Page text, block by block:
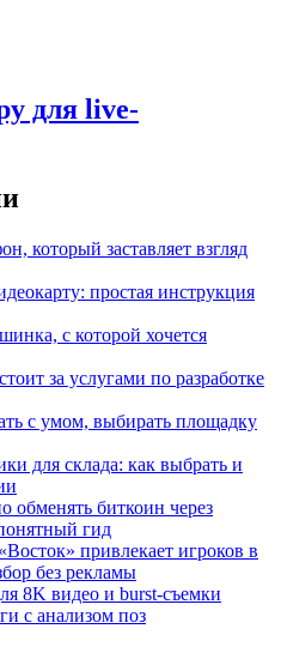
для live-
который заставляет взгляд
простая инструкция
с которой хочется
за услугами по разработке
с умом, выбирать площадку
для склада: как выбрать и
обменять биткоин через
гид
привлекает игроков в
без рекламы
8K видео и burst-съемки
с анализом поз